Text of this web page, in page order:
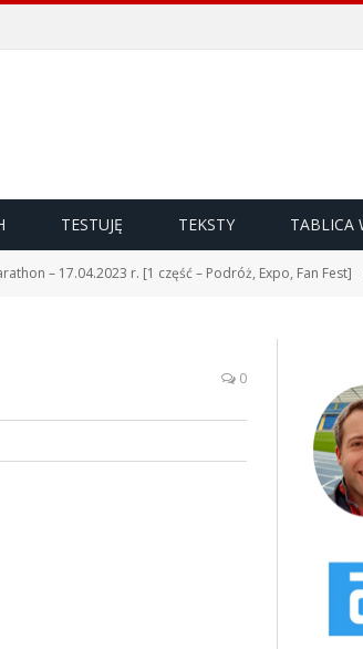
TESTUJĘ TEKSTY TABLICA
– 17.04.2023 r. [1 część – Podróż, Expo, Fan Fest]
0